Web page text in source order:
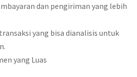
dan pengiriman yang lebih
yang bisa dianalisis untuk
yang Luas